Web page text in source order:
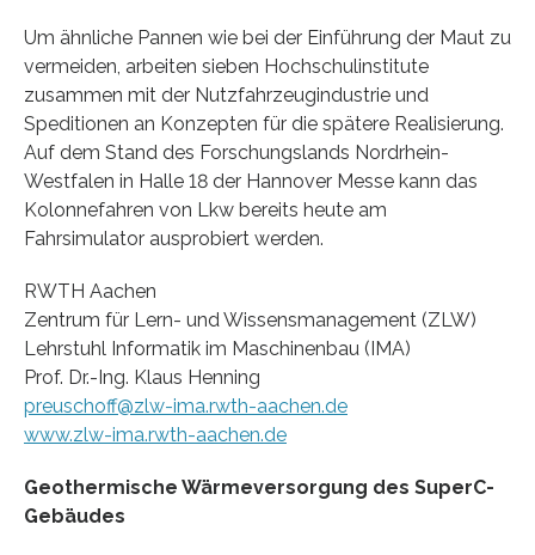
Um ähnliche Pannen wie bei der Einführung der Maut zu
vermeiden, arbeiten sieben Hochschulinstitute
zusammen mit der Nutzfahrzeugindustrie und
Speditionen an Konzepten für die spätere Realisierung.
Auf dem Stand des Forschungslands Nordrhein-
Westfalen in Halle 18 der Hannover Messe kann das
Kolonnefahren von Lkw bereits heute am
Fahrsimulator ausprobiert werden.
RWTH Aachen
Zentrum für Lern- und Wissensmanagement (ZLW)
Lehrstuhl Informatik im Maschinenbau (IMA)
Prof. Dr.-Ing. Klaus Henning
preuschoff@zlw-ima.rwth-aachen.de
www.zlw-ima.rwth-aachen.de
Geothermische Wärmeversorgung des SuperC-
Gebäudes